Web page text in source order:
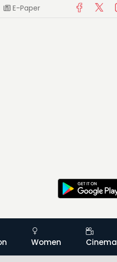
E-Paper
Women Cinema